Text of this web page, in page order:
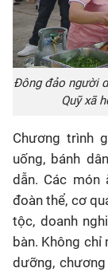
Đông đảo người
Quỹ xã
Chương trình
uống, bánh
dẫn. Các món
đoàn thể, cơ
tộc, doanh
bàn. Không chỉ
dưỡng,